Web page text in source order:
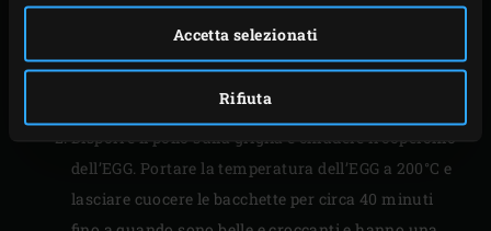
Accetta selezionati
Rifiuta
circa 10Apple Wood Chipssul carbone
incandescente e mettere ilconvEGGtor
Posizionare laDisposable Drip Pane lagriglia(grid )
Disporre il pollo sulla griglia e chiudere il coperchio
dell’EGG. Portare la temperatura dell’EGG a 200°C e
lasciare cuocere le bacchette per circa 40 minuti